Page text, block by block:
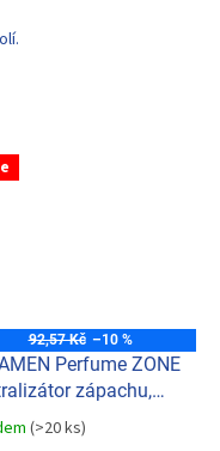
92,57 Kč –10 %
Perfume ZONE
zápachu,
Tivano air
(>20 ks)